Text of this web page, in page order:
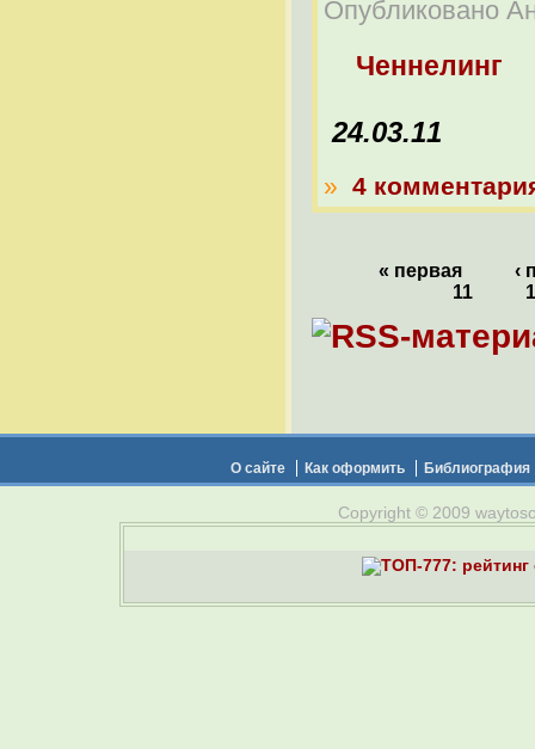
Опубликовано
Ченнелинг
24.03.11
» 4
« первая
‹
11
О сайте Как оформить Библиография
Copyright © 2009